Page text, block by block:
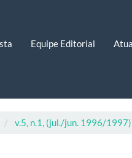
Equipe Editorial
v.5, n.1, (jul./jun. 1996/1997)